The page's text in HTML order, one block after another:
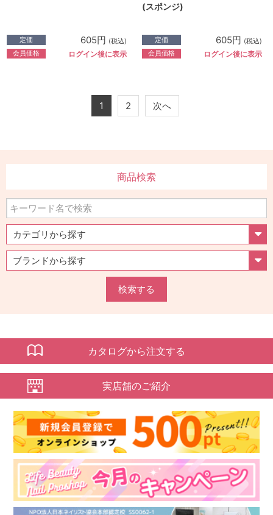
定価 605円 (税込)
会員価格 ログイン後に表示
(スポンジ)
定価 605円 (税込)
会員価格 ログイン後に表示
1 2 次へ
商品検索
検索する
カタログから注文する
実店舗のご紹介